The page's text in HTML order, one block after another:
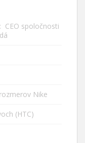
CEO spoločnosti
Nike
(HTC)